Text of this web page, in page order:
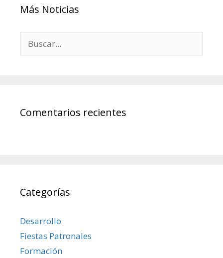
Más Noticias
Comentarios recientes
Categorías
Desarrollo
Fiestas Patronales
Formación